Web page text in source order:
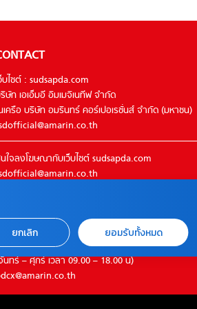
บไซต์ : sudsapda.com
ษัท เอเอ็มอี อิมเมจิเนทีฟ จำกัด
เครือ บริษัท อมรินทร์ คอร์เปอเรชั่นส์ จำกัด (มหาชน)
ใจลงโฆษณากับเว็บไซต์ sudsapda.com
ติดต่อแจ้งปัญหาหรือร้องเรียน
422-9999 ต่อ 4180
นทร์ – ศุกร์ เวลา 09.00 – 18.00 น)
ยกเลิก ยอมรับทั้งหมด